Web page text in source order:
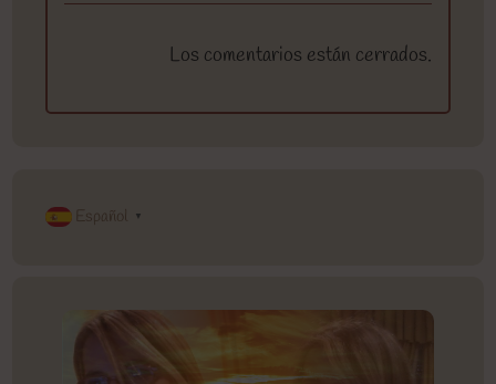
Los comentarios están cerrados.
Español ▼